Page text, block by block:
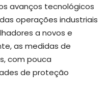
avanços tecnológicos
operações industriais
a novos e
as medidas de
com pouca
de proteção